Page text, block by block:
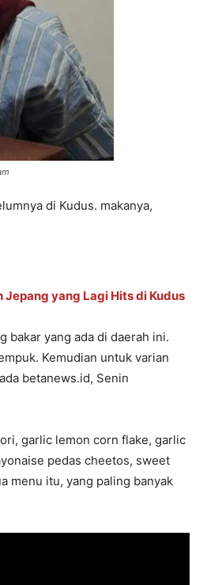
di Kudus. makanya,
Jepang yang Lagi Hits di Kudus
bakar yang ada di daerah ini.
Kemudian untuk varian
betanews.id, Senin
garlic lemon corn flake, garlic
pedas cheetos, sweet
menu itu, yang paling banyak